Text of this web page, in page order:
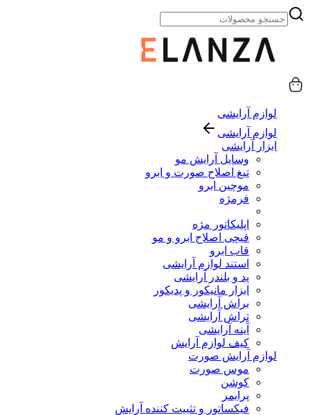
لوازم آرایشی
لوازم آرایشی
ابزار آرایشی
وسایل آرایش مو
تیغ اصلاح صورت و ابرو
موچین ابرو
فرمژه
اپلیکاتور مژه
قیچی اصلاح ابرو و مو
قاب ابرو
استند لوازم آرایشی
پد و بلندر آرایشی
ابزار مانیکور و پدیکور
براش آرایشی
تراش آرایشی
آینه آرایشی
کیف لوازم آرایش
لوازم آرایش صورت
موس صورت
کوشن
پرایمر
فیکساتور و تثبیت کننده آرایش